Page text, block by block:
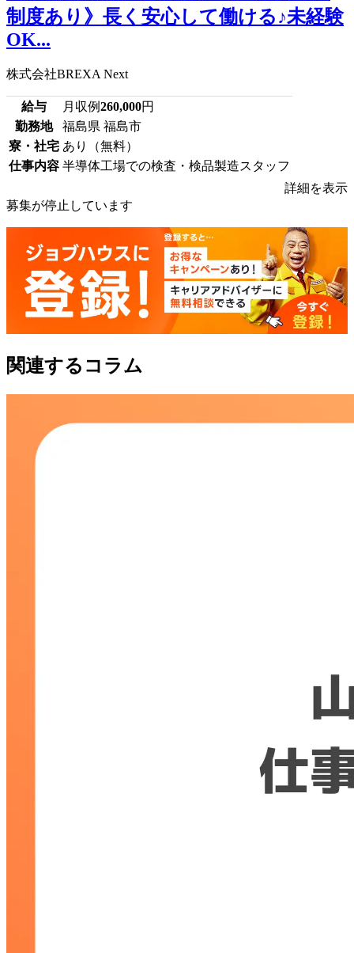
制度あり》長く安心して働ける♪未経験
OK...
株式会社BREXA Next
給与 月収例260,000円
勤務地
福島県 福島市
寮・社宅 あり（無料）
仕事内容 半導体工場での検査・検品製造スタッフ
詳細を表示
募集が停止しています
関連するコラム